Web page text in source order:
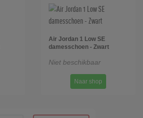
Air Jordan 1 Low SE
damesschoen - Zwart
Niet beschikbaar
Naar shop